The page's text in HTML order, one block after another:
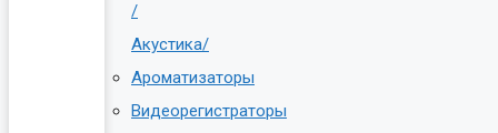
/
Акустика/
Ароматизаторы
Видеорегистраторы